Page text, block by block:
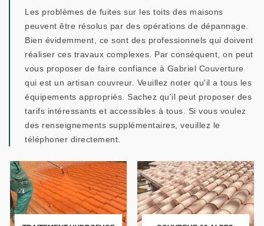
Les problèmes de fuites sur les toits des maisons
peuvent être résolus par des opérations de dépannage.
Bien évidemment, ce sont des professionnels qui doivent
réaliser ces travaux complexes. Par conséquent, on peut
vous proposer de faire confiance à Gabriel Couverture
qui est un artisan couvreur. Veuillez noter qu'il a tous les
équipements appropriés. Sachez qu'il peut proposer des
tarifs intéressants et accessibles à tous. Si vous voulez
des renseignements supplémentaires, veuillez le
téléphoner directement.